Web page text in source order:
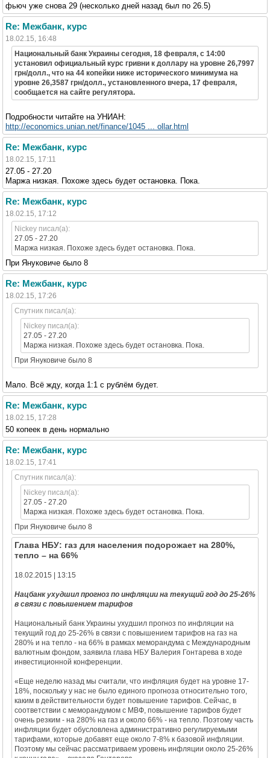
фьюч уже снова 29 (несколько дней назад был по 26.5)
Re: Межбанк, курс
18.02.15, 16:48
Национальный банк Украины сегодня, 18 февраля, с 14:00
установил официальный курс гривни к доллару на уровне 26,7997
грн/долл., что на 44 копейки ниже исторического минимума на
уровне 26,3587 грн/долл., установленного вчера, 17 февраля,
сообщается на сайте регулятора.
Подробности читайте на УНИАН:
http://economics.unian.net/finance/1045 ... ollar.html
Re: Межбанк, курс
18.02.15, 17:11
27.05 - 27.20
Маржа низкая. Похоже здесь будет остановка. Пока.
Re: Межбанк, курс
18.02.15, 17:12
Nickey писал(а):
27.05 - 27.20
Маржа низкая. Похоже здесь будет остановка. Пока.
При Януковиче было 8
Re: Межбанк, курс
18.02.15, 17:26
Спутник писал(а):
Nickey писал(а):
27.05 - 27.20
Маржа низкая. Похоже здесь будет остановка. Пока.
При Януковиче было 8
Мало. Всё жду, когда 1:1 с рублём будет.
Re: Межбанк, курс
18.02.15, 17:28
50 копеек в день нормально
Re: Межбанк, курс
18.02.15, 17:41
Спутник писал(а):
Nickey писал(а):
27.05 - 27.20
Маржа низкая. Похоже здесь будет остановка. Пока.
При Януковиче было 8
Глава НБУ: газ для населения подорожает на 280%,
тепло – на 66%
18.02.2015 | 13:15
Нацбанк ухудшил прогноз по инфляции на текущий год до 25-26%
в связи с повышением тарифов
Национальный банк Украины ухудшил прогноз по инфляции на
текущий год до 25-26% в связи с повышением тарифов на газ на
280% и на тепло - на 66% в рамках меморандума с Международным
валютным фондом, заявила глава НБУ Валерия Гонтарева в ходе
инвестиционной конференции.
«Еще неделю назад мы считали, что инфляция будет на уровне 17-
18%, поскольку у нас не было единого прогноза относительно того,
каким в действительности будет повышение тарифов. Сейчас, в
соответствии с меморандумом с МВФ, повышение тарифов будет
очень резким - на 280% на газ и около 66% - на тепло. Поэтому часть
инфляции будет обусловлена административно регулируемыми
тарифами, которые добавят еще около 7-8% к базовой инфляции.
Поэтому мы сейчас рассматриваем уровень инфляции около 25-26%